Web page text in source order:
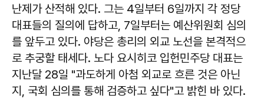
난제가 산적해 있다. 그는 4일부터 6일까지 각 정당
대표들의 질의에 답하고, 7일부터는 예산위원회 심의
를 앞두고 있다. 야당은 총리의 외교 노선을 본격적으
로 추궁할 태세다. 노다 요시히코 입헌민주당 대표는
지난달 28일 "과도하게 아첨 외교로 흐른 것은 아닌
지, 국회 심의를 통해 검증하고 싶다"고 밝힌 바 있다.